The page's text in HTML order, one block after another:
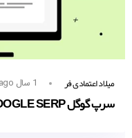
میلاد اعتمادی فر 1 سال ago
سرپ گوگل GOOGLE SERP چیست؟ انواع + ویژگی ها